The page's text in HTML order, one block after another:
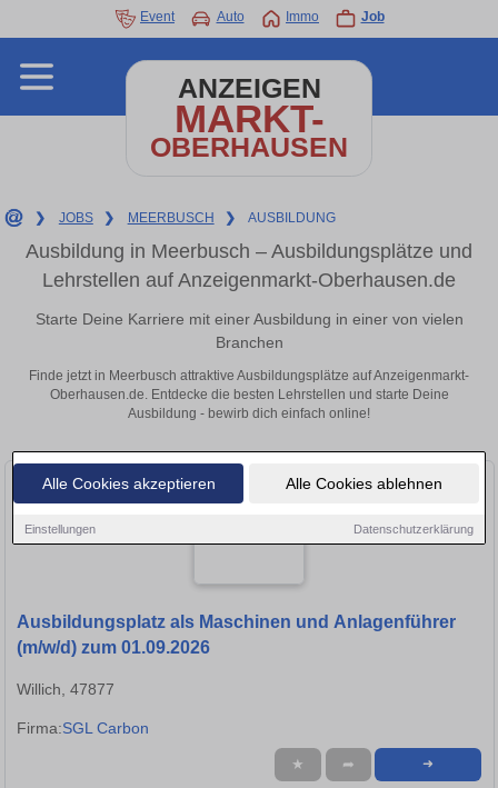
Alle Cookies akzeptieren Alle Cookies ablehnen
Einstellungen Datenschutzerklärung
Event Auto Immo Job
ANZEIGEN
MARKT-
OBERHAUSEN
❯ JOBS ❯ MEERBUSCH ❯ AUSBILDUNG
Ausbildung in Meerbusch – Ausbildungsplätze und
Lehrstellen auf Anzeigenmarkt-Oberhausen.de
Starte Deine Karriere mit einer Ausbildung in einer von vielen
Branchen
Finde jetzt in Meerbusch attraktive Ausbildungsplätze auf Anzeigenmarkt-
Oberhausen.de. Entdecke die besten Lehrstellen und starte Deine
Ausbildung - bewirb dich einfach online!
Ausbildungsplatz als Maschinen und Anlagenführer
(m/w/d) zum 01.09.2026
Willich, 47877
Firma:SGL Carbon
★ ➦ ➜